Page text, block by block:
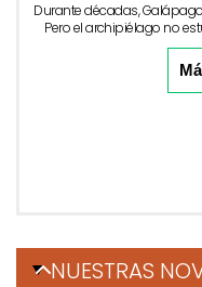
Durante décadas,
Pero el archipiélago no
Galápagos, se expone
las leyes
invisibilización de
NUESTRAS